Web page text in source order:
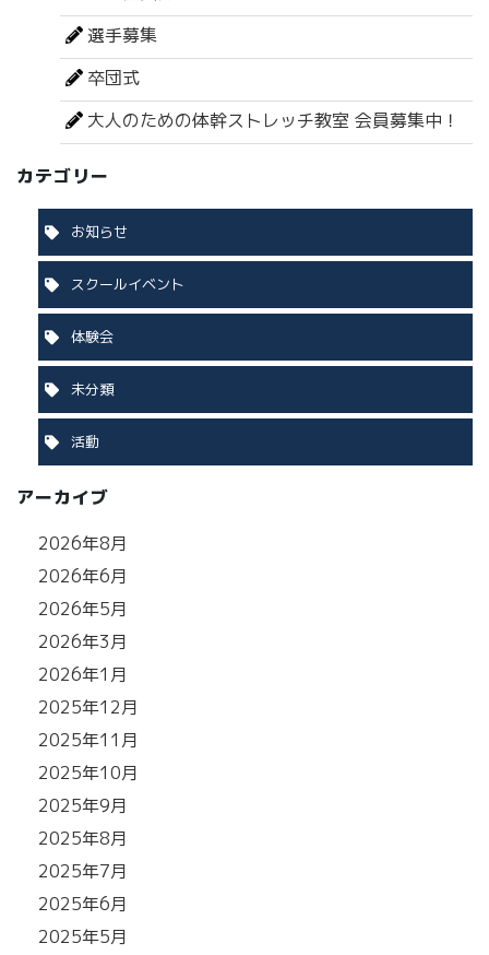
選手募集
卒団式
大人のための体幹ストレッチ教室 会員募集中！
カテゴリー
お知らせ
スクールイベント
体験会
未分類
活動
アーカイブ
2026年8月
2026年6月
2026年5月
2026年3月
2026年1月
2025年12月
2025年11月
2025年10月
2025年9月
2025年8月
2025年7月
2025年6月
2025年5月